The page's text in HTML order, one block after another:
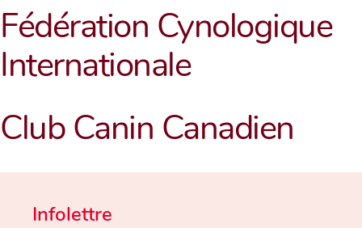
Fédération Cynologique
Internationale
Club Canin Canadien
Infolettre